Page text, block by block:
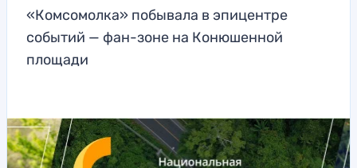
«Комсомолка» побывала в эпицентре
событий — фан-зоне на Конюшенной
площади